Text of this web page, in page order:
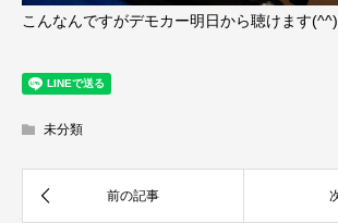
こんなんですがデモカー明日から聴けます(^^)
未分類